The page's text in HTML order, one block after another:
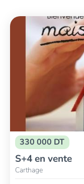
330 000 DT
S+4 en vente
Carthage